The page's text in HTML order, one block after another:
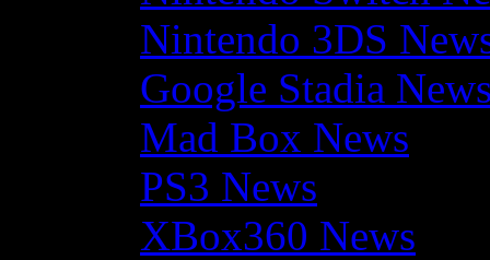
Nintendo 3DS
Google Stadia
Mad Box News
PS3 News
XBox360 News